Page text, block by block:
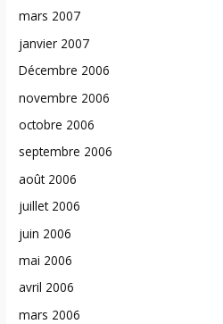
mars 2007
janvier 2007
Décembre 2006
novembre 2006
octobre 2006
septembre 2006
août 2006
juillet 2006
juin 2006
mai 2006
avril 2006
mars 2006